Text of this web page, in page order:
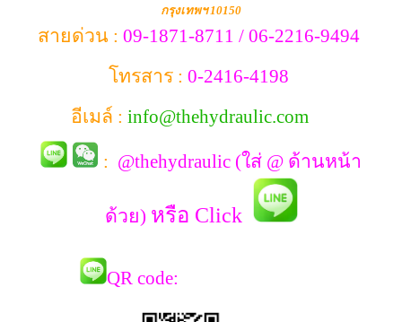
กรุงเทพฯ 10150
สายด่วน : 09-1871-8711 / 06-2216-9494
โทรสาร : 0-2416-4198
อีเมล์ : info@thehydraulic.com
: @thehydraulic (ใส่ @ ด้านหน้า
ด้วย) หรือ Click
QR code: